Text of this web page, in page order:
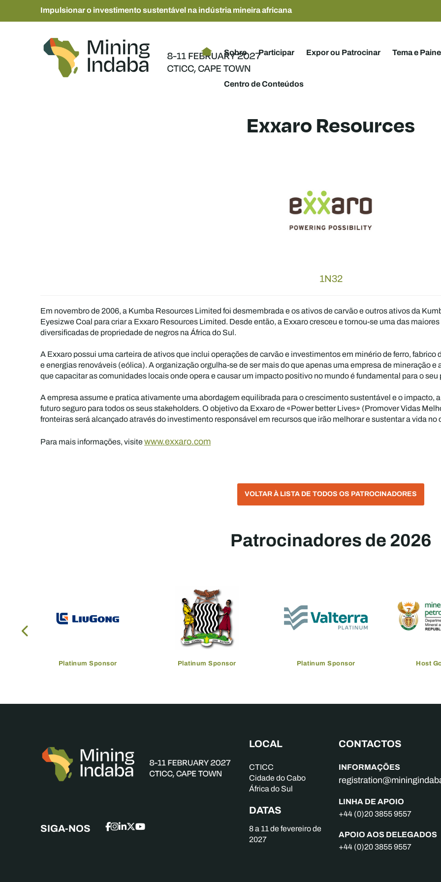
Impulsionar o investimento sustentável na indústria mineira africana
Sobre Participar Expor ou Patrocinar Tema e
Centro de Conteúdos
Exxaro Resources
1N32
Em novembro de 2006, a Kumba Resources Limited foi desmembrada e os ativos de carvão e outros ativos da
Eyesizwe Coal para criar a Exxaro Resources Limited. Desde então, a Exxaro cresceu e tornou-se uma das
diversificadas de propriedade de negros na África do Sul.
A Exxaro possui uma carteira de ativos que inclui operações de carvão e investimentos em minério de ferro, fabrico
e energias renováveis (eólica). A organização orgulha-se de ser mais do que apenas uma empresa de mineração
que capacitar as comunidades locais onde opera e causar um impacto positivo no mundo é fundamental para o
A empresa assume e pratica ativamente uma abordagem equilibrada para o crescimento sustentável e o impacto,
futuro seguro para todos os seus stakeholders. O objetivo da Exxaro de «Power better Lives» (Promover Vidas
fronteiras será alcançado através do investimento responsável em recursos que irão melhorar e sustentar a vida no
Para mais informações, visitewww.exxaro.com
VOLTAR À LISTA DE TODOS OS PATROCINADORES
Patrocinadores de 2026
Platinum Sponsor Platinum Sponsor Platinum Sponsor Host
LOCAL
CTICC
Cidade do Cabo
África do Sul
DATAS
8 a 11 de fevereiro de
2027
CONTACTOS
INFORMAÇÕES
LINHA DE APOIO
+44 (0)20 3855 9557
APOIO AOS DELEGADOS
+44 (0)20 3855 9557
SIGA-NOS